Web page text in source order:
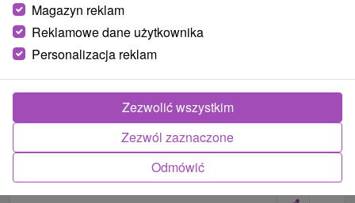
Magazyn reklam
Reklamowe dane użytkownika
Personalizacja reklam
Odmówić
Zezwól zaznaczone
Zezwolić wszystkim